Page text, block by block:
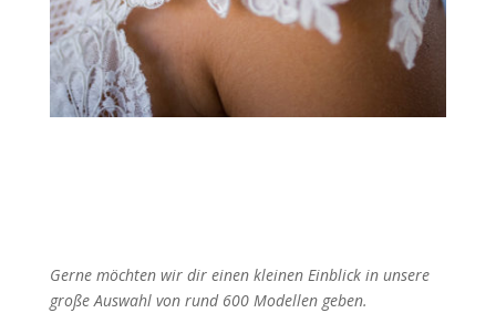
Gerne möchten wir dir einen kleinen Einblick in unsere
große Auswahl von rund 600 Modellen geben.